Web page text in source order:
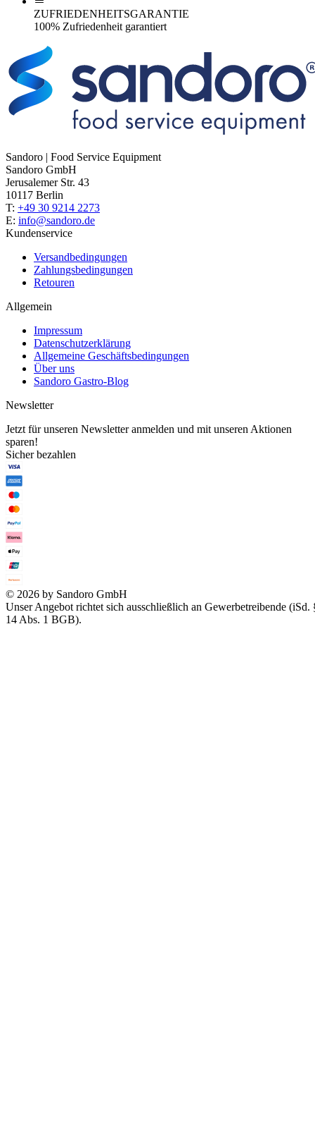
ZUFRIEDENHEITSGARANTIE
100% Zufriedenheit garantiert
Sandoro | Food Service Equipment
Sandoro GmbH
Jerusalemer Str. 43
10117 Berlin
T: +49 30 9214 2273
E: info@sandoro.de
Kundenservice
Versandbedingungen
Zahlungsbedingungen
Retouren
Allgemein
Impressum
Datenschutzerklärung
Allgemeine Geschäftsbedingungen
Über uns
Sandoro Gastro-Blog
Newsletter
Jetzt für unseren Newsletter anmelden und mit unseren Aktionen
sparen!
Sicher bezahlen
© 2026 by Sandoro GmbH
Unser Angebot richtet sich ausschließlich an Gewerbetreibende (iSd.
14 Abs. 1 BGB).